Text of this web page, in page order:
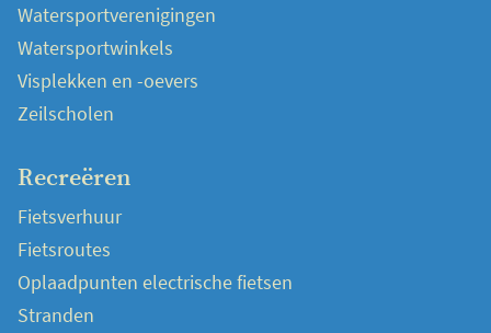
Watersportverenigingen
Watersportwinkels
Visplekken en -oevers
Zeilscholen
Recreëren
Fietsverhuur
Fietsroutes
Oplaadpunten electrische fietsen
Stranden